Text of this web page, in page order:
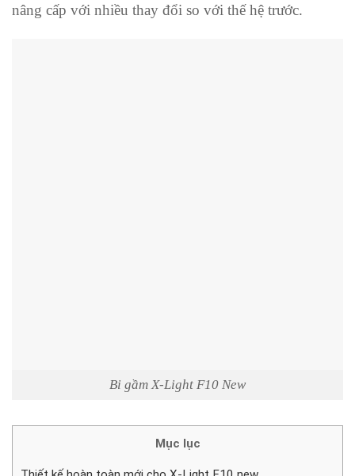
nâng cấp với nhiều thay đổi so với thế hệ trước.
Bi gầm X-Light F10 New
Mục lục